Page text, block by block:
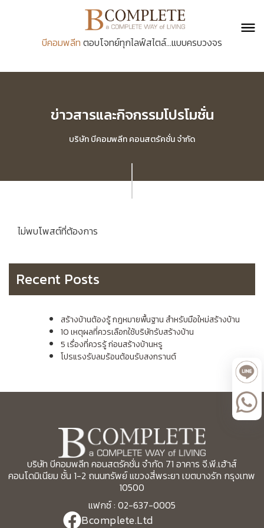
บีคอมพลีท ตอบโจทย์ทุกไลฟ์สไตล์...แบบครบวงจร
ข่าวสารและกิจกรรมโปรโมชั่น
บริษัท บีคอมพลีท คอนสตรัคชั่น จำกัด
ไม่พบโพสต์ที่ต้องการ
Recent Posts
สร้างบ้านต้องรู้ กฎหมายพื้นฐาน สำหรับมือใหม่สร้างบ้าน
10 เหตุผลที่ควรเลือกใช้บริษัทรับสร้างบ้าน
5 เรื่องที่ควรรู้ ก่อนสร้างบ้านหรู
โปรแรงรับลมร้อนต้อนรับสงกรานต์
บริษัท บีคอมพลีท คอนสตรัคชั่น จำกัด 71 อาคาร จี.พี.เฮ้าส์
คอนโดมิเนียม ชั้น 1-2 ถนนทรัพย์ แขวงสี่พระยา เขตบางรัก กรุงเทพ
10500
แฟกซ์ : 02-637-0005
Bcomplete.Ltd